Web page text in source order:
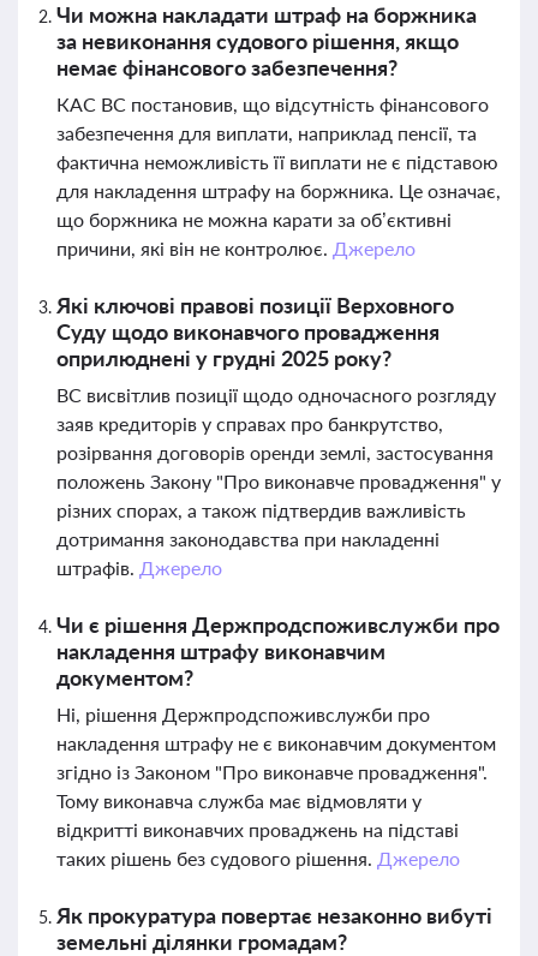
Чи можна накладати штраф на боржника
за невиконання судового рішення, якщо
немає фінансового забезпечення?
КАС ВС постановив, що відсутність фінансового
забезпечення для виплати, наприклад пенсії, та
фактична неможливість її виплати не є підставою
для накладення штрафу на боржника. Це означає,
що боржника не можна карати за об’єктивні
причини, які він не контролює. Джерело
Які ключові правові позиції Верховного
Суду щодо виконавчого провадження
оприлюднені у грудні 2025 року?
ВС висвітлив позиції щодо одночасного розгляду
заяв кредиторів у справах про банкрутство,
розірвання договорів оренди землі, застосування
положень Закону "Про виконавче провадження" у
різних спорах, а також підтвердив важливість
дотримання законодавства при накладенні
штрафів. Джерело
Чи є рішення Держпродспоживслужби про
накладення штрафу виконавчим
документом?
Ні, рішення Держпродспоживслужби про
накладення штрафу не є виконавчим документом
згідно із Законом "Про виконавче провадження".
Тому виконавча служба має відмовляти у
відкритті виконавчих проваджень на підставі
таких рішень без судового рішення. Джерело
Як прокуратура повертає незаконно вибуті
земельні ділянки громадам?